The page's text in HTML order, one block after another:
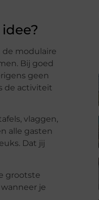
de modulaire
Bij goed
geen
de activiteit
vlaggen,
alle gasten
Dat jij
grootste
je